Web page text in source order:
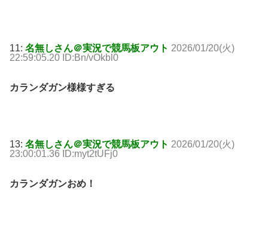
11: 名無しさん＠実況で競馬板アウト 2026/01/20(火)
22:59:05.20 ID:Bn/vOkbl0
カランダガン様様すぎる
13: 名無しさん＠実況で競馬板アウト 2026/01/20(火)
23:00:01.36 ID:myt2tUFj0
カランダガンおめ！